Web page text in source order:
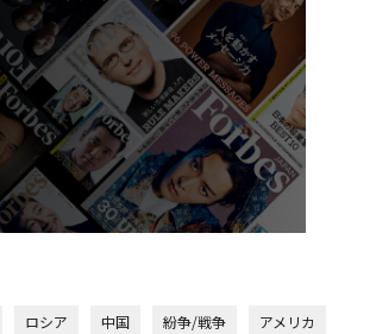
ロシア 中国 紛争/戦争
アメリカ